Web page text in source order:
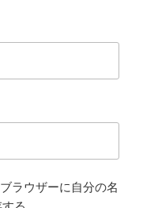
ラウザーに自分の名